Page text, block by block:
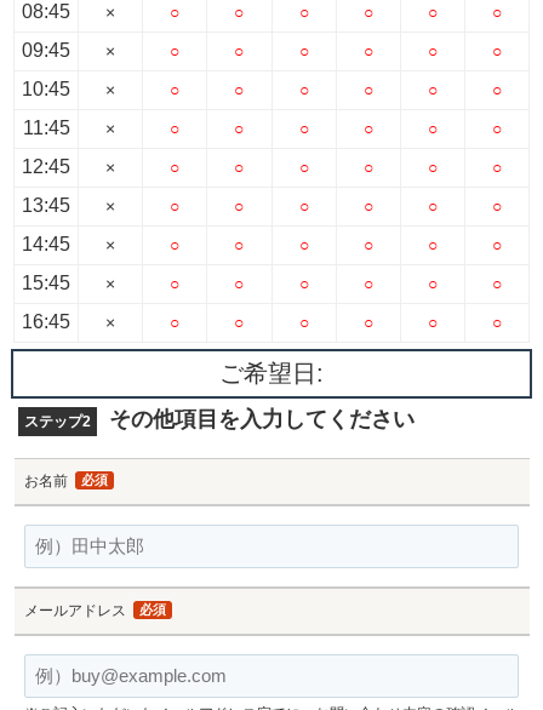
08:45
09:45
10:45
11:45
12:45
13:45
14:45
15:45
16:45
×
×
×
×
×
×
×
×
×
○
○
○
○
○
○
○
○
○
○
○
○
○
○
○
○
○
○
○
○
○
○
○
○
○
○
○
○
○
○
○
○
○
○
○
○
○
○
○
○
○
○
○
○
○
○
○
○
○
○
○
○
○
○
ご希望日:
ステップ2 その他項目を入力してください
お名前 必須
メールアドレス 必須